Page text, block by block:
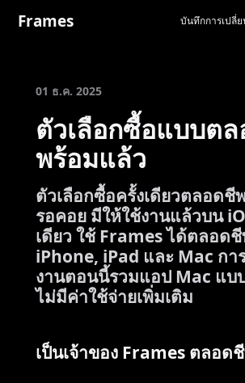
Frames บันทึกการเปลี่
01 ธ.ค. 2025
ตัวเลือกซื้อแบบต
พร้อมแล้ว
ตัวเลือกซื้อครั้งเดียวตลอด
รอคอย มีให้ใช้งานแล้วบน
เดียว ใช้ Frames ได้ตลอด
iPhone, iPad และ Mac กา
งานตอนนี้รวมแอป Mac แบ
ไม่มีค่าใช้จ่ายเพิ่มเติม
เป็นเจ้าของ Frames ตลอด